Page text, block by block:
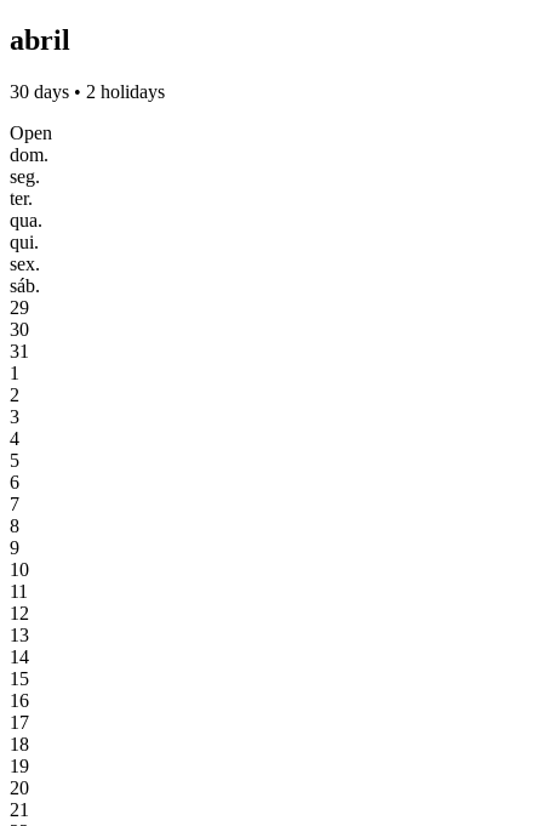
abril
30 days • 2 holidays
Open
dom.
seg.
ter.
qua.
qui.
sex.
sáb.
29
30
31
1
2
3
4
5
6
7
8
9
10
11
12
13
14
15
16
17
18
19
20
21